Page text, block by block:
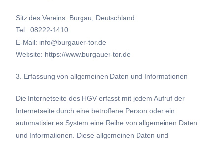
Sitz des Vereins: Burgau, Deutschland
Tel.: 08222-1410
E-Mail: info@burgauer-tor.de
Website: https://www.burgauer-tor.de
3. Erfassung von allgemeinen Daten und Informationen
Die Internetseite des HGV erfasst mit jedem Aufruf der
Internetseite durch eine betroffene Person oder ein
automatisiertes System eine Reihe von allgemeinen Daten
und Informationen. Diese allgemeinen Daten und